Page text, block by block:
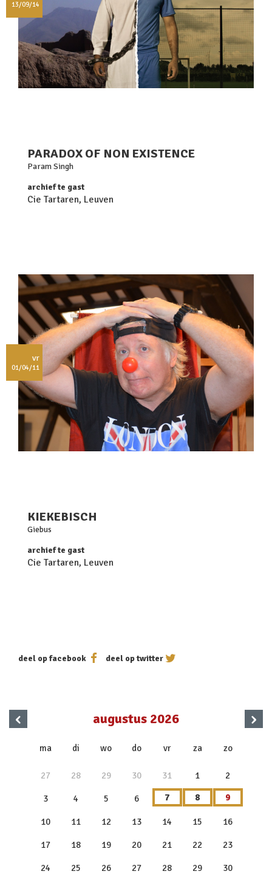
13/09/14
PARADOX OF NON EXISTENCE
Param Singh
archief te gast
Cie Tartaren, Leuven
vr
01/04/11
KIEKEBISCH
Giebus
archief te gast
Cie Tartaren, Leuven
deel op facebook deel op twitter
‹ augustus 2026
ma di wo do vr za zo
27 28 29 30 31 1 2
3 4 5 6 7 8 9
10 11 12 13 14 15 16
17 18 19 20 21 22 23
24 25 26 27 28 29 30
›